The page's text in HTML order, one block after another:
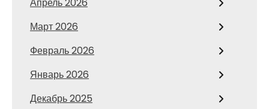
Март 2026
Февраль 2026
Январь 2026
Декабрь 2025